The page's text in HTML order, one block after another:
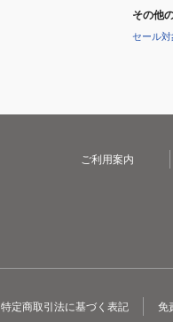
その他
セール対
ご利用案内
特定商取引法に基づく表記 免